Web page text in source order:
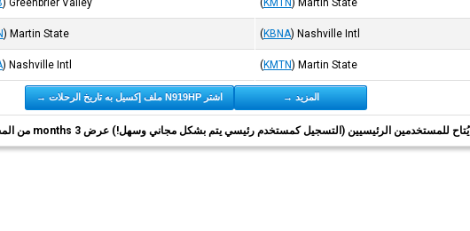
Martin State
(KMTN)
Greenbrier Valley
)
Nashville Intl
(KBNA)
Martin State
)
Martin State
(KMTN)
Nashville Intl
)
المزيد → اشتر N919HP ملف إكسيل به تاريخ الرحلات →
يُتاح للمستخدمين الرئيسيين (التسجيل كمستخدم رئيسي يتم بشكل مجاني وسهل!) عرض 3 months من المحفوظات.